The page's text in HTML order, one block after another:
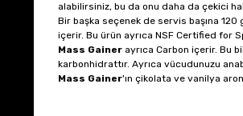
alabilirsiniz, bu da onu daha da çekici
Bir başka seçenek de servis başına
içerir. Bu ürün ayrıca NSF Certified for
Mass Gainer ayrıca Carbon içerir. Bu
karbonhidrattır. Ayrıca vücudunuzu
Mass Gainer'ın çikolata ve vanilya